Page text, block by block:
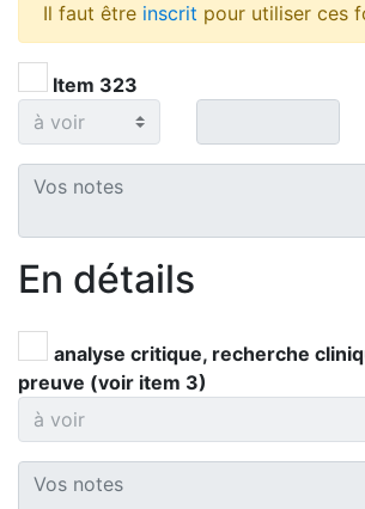
Il faut être inscrit pour utiliser ces
Item 323
En détails
analyse critique, recherche
preuve (voir item 3)